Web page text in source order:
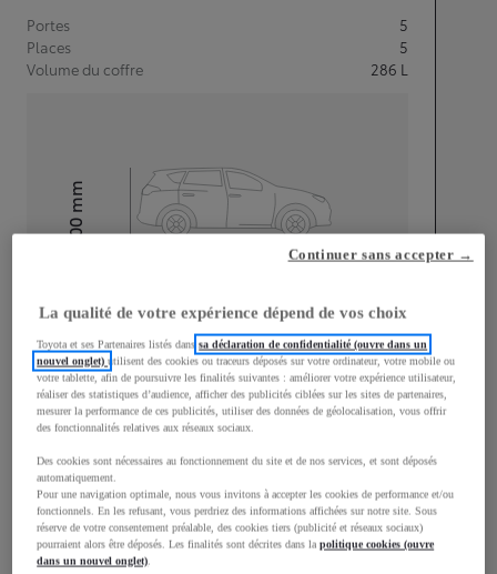
Portes
5
Places
5
Volume du coffre
286 L
Hauteur
1 500
mm
1 745 mm
Consommation mixte
La qualité de votre expérience dépend de vos choix
Toyota et ses Partenaires listés danssa déclaration de confidentialité (ouvre dans un
nouvel onglet)utilisent des cookies ou traceurs déposés sur votre ordinateur, votre mobile ou
votre tablette, afin de poursuivre les finalités suivantes : améliorer votre expérience utilisateur,
réaliser des statistiques d’audience, afficher des publicités ciblées sur les sites de partenaires,
mesurer la performance de ces publicités, utiliser des données de géolocalisation, vous offrir
des fonctionnalités relatives aux réseaux sociaux.
Des cookies sont nécessaires au fonctionnement du site et de nos services, et sont déposés
automatiquement.
Pour une navigation optimale, nous vous invitons à accepter les cookies de performance et/ou
fonctionnels. En les refusant, vous perdriez des informations affichées sur notre site. Sous
réserve de votre consentement préalable, des cookies tiers (publicité et réseaux sociaux)
pourraient alors être déposés. Les finalités sont décrites dans lapolitique cookies (ouvre
dans un nouvel onglet).
Continuer sans accepter →